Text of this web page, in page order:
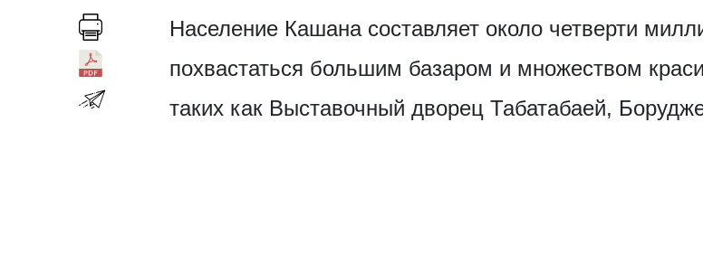
Население Кашана составляет около четверти
похвастаться большим базаром и множеством
таких как Выставочный дворец Табатабаей,